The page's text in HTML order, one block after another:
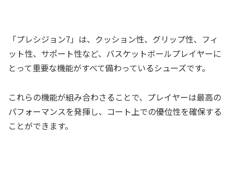
「プレシジョン7」は、クッション性、グリップ性、フィ
ット性、サポート性など、バスケットボールプレイヤーに
とって重要な機能がすべて備わっているシューズです。
これらの機能が組み合わさることで、プレイヤーは最高の
パフォーマンスを発揮し、コート上での優位性を確保する
ことができます。